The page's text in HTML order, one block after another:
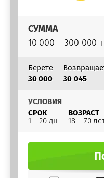
СУММА
10 000 – 300 000
Берете
30 000
30 045
УСЛОВИЯ
СРОК
1 – 20 дн
ВОЗРАСТ
18 – 70